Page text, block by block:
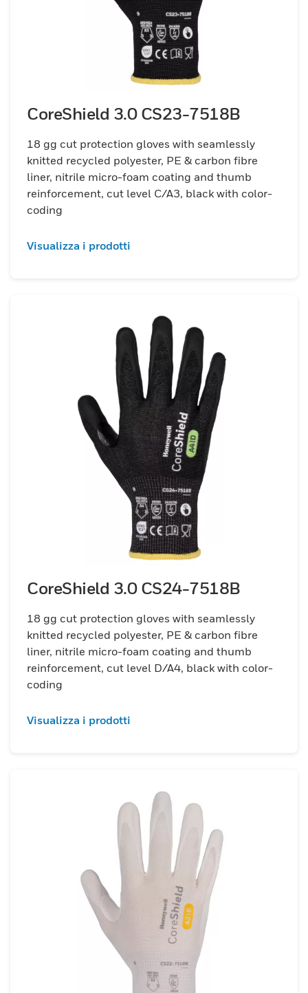
CoreShield 3.0 CS23-7518B
18 gg cut protection gloves with seamlessly
knitted recycled polyester, PE & carbon fibre
liner, nitrile micro-foam coating and thumb
reinforcement, cut level C/A3, black with color-
coding
Visualizza i prodotti
CoreShield 3.0 CS24-7518B
18 gg cut protection gloves with seamlessly
knitted recycled polyester, PE & carbon fibre
liner, nitrile micro-foam coating and thumb
reinforcement, cut level D/A4, black with color-
coding
Visualizza i prodotti